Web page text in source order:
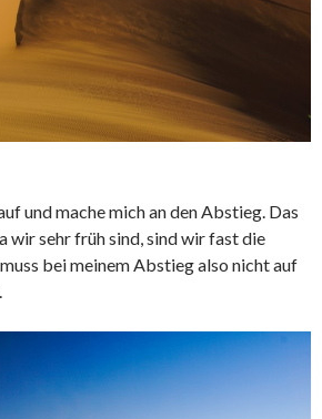
und mache mich an den Abstieg. Das
wir sehr früh sind, sind wir fast die
bei meinem Abstieg also nicht auf